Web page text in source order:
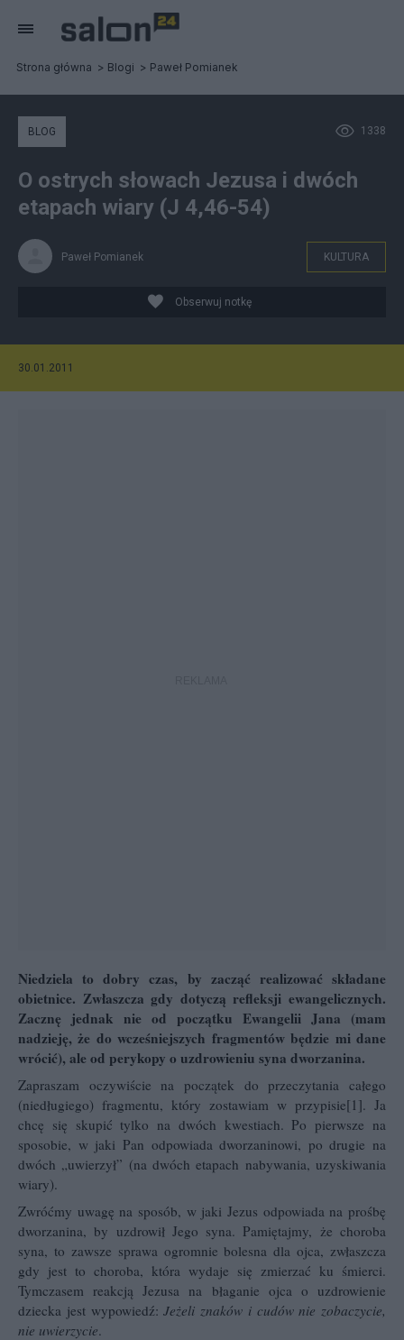
Strona główna Blogi Paweł Pomianek
1338
BLOG
O ostrych słowach Jezusa i dwóch
etapach wiary (J 4,46-54)
Paweł Pomianek KULTURA
Obserwuj notkę
30.01.2011
Niedziela to dobry czas, by zacząć realizować składane
obietnice. Zwłaszcza gdy dotyczą refleksji ewangelicznych.
Zacznę jednak nie od początku Ewangelii Jana (mam
nadzieję, że do wcześniejszych fragmentów będzie mi dane
wrócić), ale od perykopy o uzdrowieniu syna dworzanina.
Zapraszam oczywiście na początek do przeczytania całego
(niedługiego) fragmentu, który zostawiam w przypisie[1]. Ja
chcę się skupić tylko na dwóch kwestiach. Po pierwsze na
sposobie, w jaki Pan odpowiada dworzaninowi, po drugie na
dwóch „uwierzył” (na dwóch etapach nabywania, uzyskiwania
wiary).
Zwróćmy uwagę na sposób, w jaki Jezus odpowiada na prośbę
dworzanina, by uzdrowił Jego syna. Pamiętajmy, że choroba
syna, to zawsze sprawa ogromnie bolesna dla ojca, zwłaszcza
gdy jest to choroba, która wydaje się zmierzać ku śmierci.
Tymczasem reakcją Jezusa na błaganie ojca o uzdrowienie
dziecka jest wypowiedź:Jeżeli znaków i cudów nie zobaczycie,
nie uwierzycie.